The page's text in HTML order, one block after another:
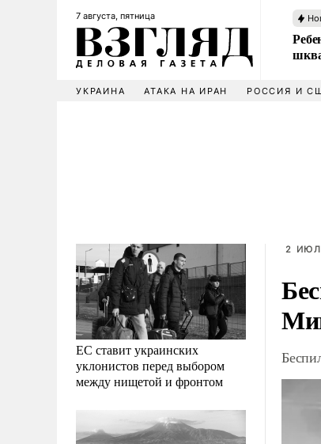
7 августа, пятница
УКРАИНА АТАКА НА ИРАН РОССИЯ И
ЕС ставит украинских
уклонистов перед выбором
между нищетой и фронтом
2